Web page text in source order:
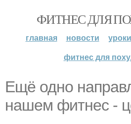
ФИТНЕС ДЛЯ
главная новости уроки
фитнес для
Ещё одно
нашем фитнес -